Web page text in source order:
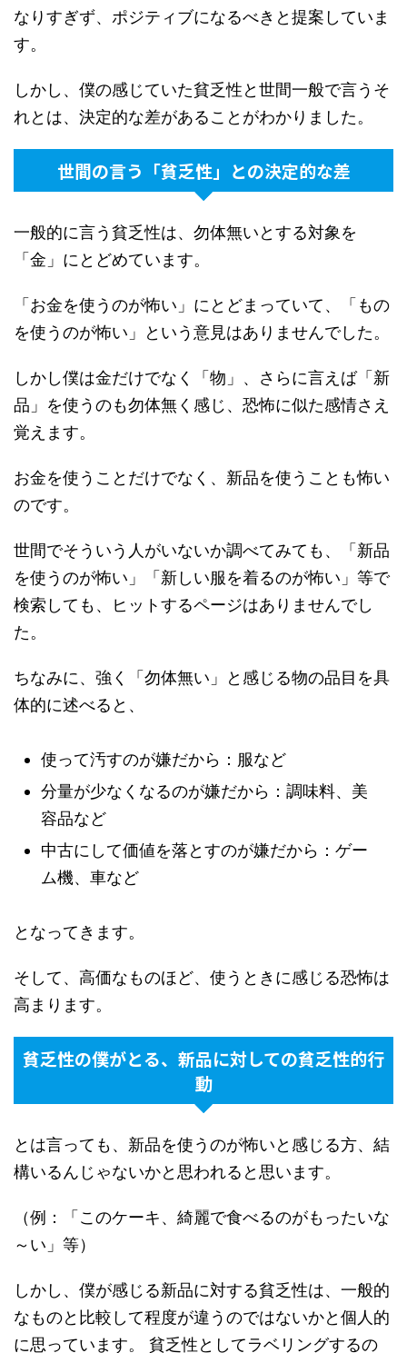
なりすぎず、ポジティブになるべきと提案していま
す。
しかし、僕の感じていた貧乏性と世間一般で言うそ
れとは、決定的な差があることがわかりました。
世間の言う「貧乏性」との決定的な差
一般的に言う貧乏性は、勿体無いとする対象を
「金」にとどめています。
「お金を使うのが怖い」にとどまっていて、「もの
を使うのが怖い」という意見はありませんでした。
しかし僕は金だけでなく「物」、さらに言えば「新
品」を使うのも勿体無く感じ、恐怖に似た感情さえ
覚えます。
お金を使うことだけでなく、新品を使うことも怖い
のです。
世間でそういう人がいないか調べてみても、「新品
を使うのが怖い」「新しい服を着るのが怖い」等で
検索しても、ヒットするページはありませんでし
た。
ちなみに、強く「勿体無い」と感じる物の品目を具
体的に述べると、
使って汚すのが嫌だから：服など
分量が少なくなるのが嫌だから：調味料、美
容品など
中古にして価値を落とすのが嫌だから：ゲー
ム機、車など
となってきます。
そして、高価なものほど、使うときに感じる恐怖は
高まります。
貧乏性の僕がとる、新品に対しての貧乏性的行
動
とは言っても、新品を使うのが怖いと感じる方、結
構いるんじゃないかと思われると思います。
（例：「このケーキ、綺麗で食べるのがもったいな
～い」等）
しかし、僕が感じる新品に対する貧乏性は、一般的
なものと比較して程度が違うのではないかと個人的
に思っています。 貧乏性としてラベリングするの